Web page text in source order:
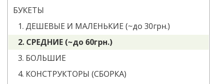
БУКЕТЫ
1. ДЕШЕВЫЕ И МАЛЕНЬКИЕ (~до 30грн.)
2. СРЕДНИЕ (~до 60грн.)
3. БОЛЬШИЕ
4. КОНСТРУКТОРЫ (СБОРКА)